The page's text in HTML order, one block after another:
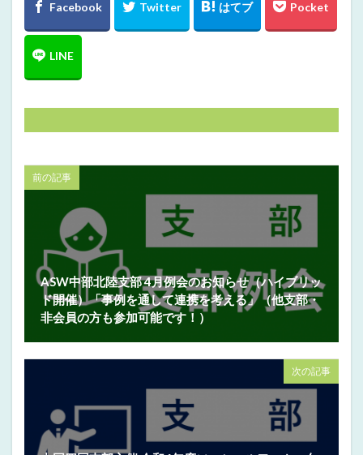
前の記事
ASW中部北陸支部 4月例会のお知らせ（ハイブリッ
ド開催）「事例を通して連携を考える」（他支部・
非会員の方も参加可能です！）
次の記事